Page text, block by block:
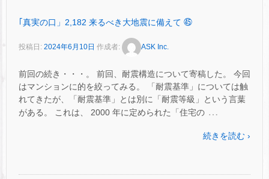
｢真実の口」2,182 来るべき大地震に備えて ㊺
投稿日: 2024年6月10日 作成者: ASK Inc.
前回の続き・・・。 前回、耐震構造について寄稿した。 今回
はマンションに的を絞ってみる。 「耐震基準」については触
れてきたが、「耐震基準」とは別に「耐震等級」という言葉
がある。 これは、 2000 年に定められた「住宅の …
続きを読む ›